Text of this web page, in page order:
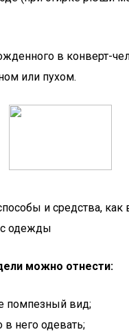
в конверт-
или пухом.
и средства, как
с одежды
можно отнести:
помпезный вид;
в него одевать;